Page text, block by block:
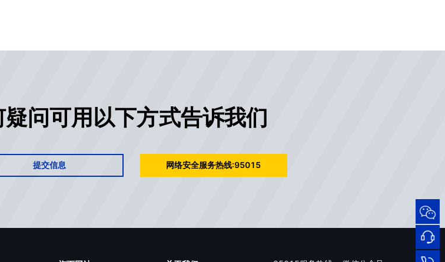
95015
网络
安全
服务
问可用以下方式告诉我们
提交信息 网络安全服务热线:95015